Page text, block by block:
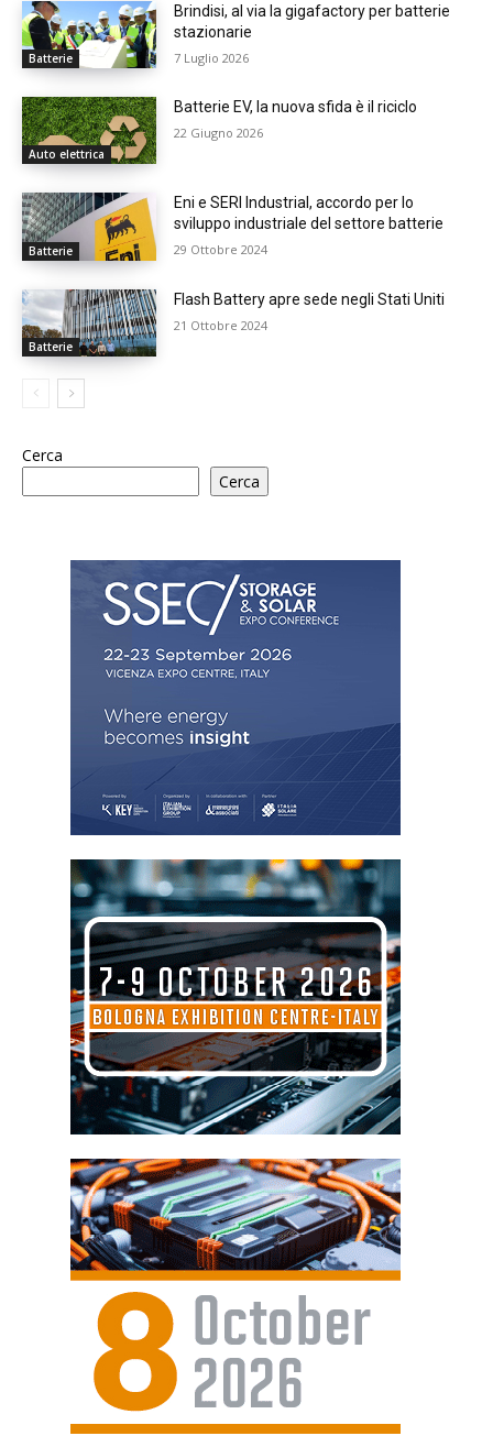
Batterie
Brindisi, al via la gigafactory per batterie
stazionarie
7 Luglio 2026
Auto elettrica
Batterie EV, la nuova sfida è il riciclo
22 Giugno 2026
Batterie
Eni e SERI Industrial, accordo per lo
sviluppo industriale del settore batterie
29 Ottobre 2024
Batterie
Flash Battery apre sede negli Stati Uniti
21 Ottobre 2024
Cerca
Cerca